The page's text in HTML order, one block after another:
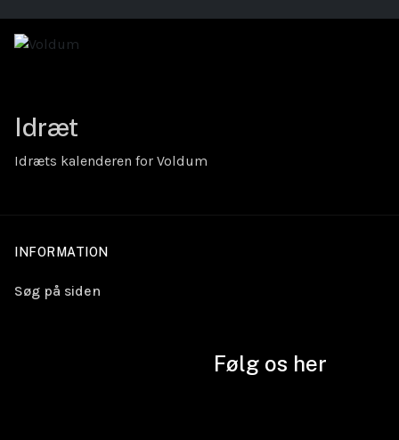
Idræt
Idræts kalenderen for Voldum
INFORMATION
Søg på siden
Følg os her